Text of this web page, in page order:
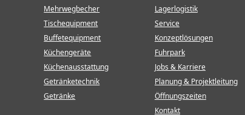
Mehrwegbecher
Tischequipment
Buffetequipment
Küchengeräte
Küchenausstattung
Getränketechnik
Getränke
Lagerlogistik
Service
Konzeptlösungen
Fuhrpark
Jobs & Karriere
Planung & Projektleitung
Öffnungszeiten
Kontakt